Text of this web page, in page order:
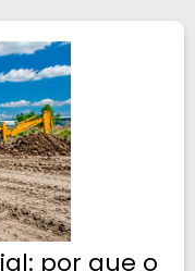
por que o